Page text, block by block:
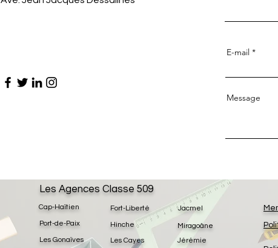
E-mail
Message
Fort-Liberté
Hinche
Les Cayes
Jacmel
Jérémie
Miragoâne
Les Agences Classe 509
Cap-Haïtien
Port-de-Paix
Les Gonaïves